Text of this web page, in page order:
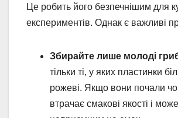
Це робить його безпечнішим для
експериментів. Однак є важливі
Збирайте лише молоді
тільки ті, у яких пластинки
рожеві. Якщо вони почали
втрачає смакові якості і